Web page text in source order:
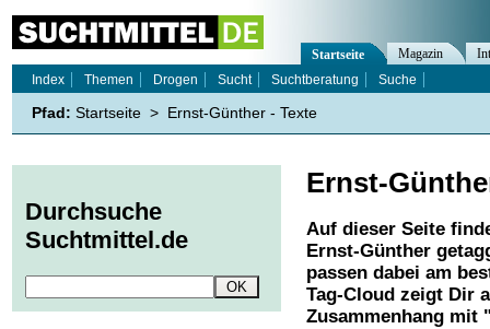
Ernst-
Auf dieser Seite
Ernst-Günther
passen dabei am
Tag-Cloud zeigt Dir
Zusammenhang mit
Startseite Magazin
Index
Themen Drogen Sucht Suchtberatung Suche
Pfad: Startseite > Ernst-Günther - Texte
Durchsuche
Suchtmittel.de